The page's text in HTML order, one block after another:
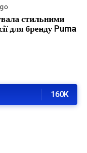
стильними
для бренду Puma
160K